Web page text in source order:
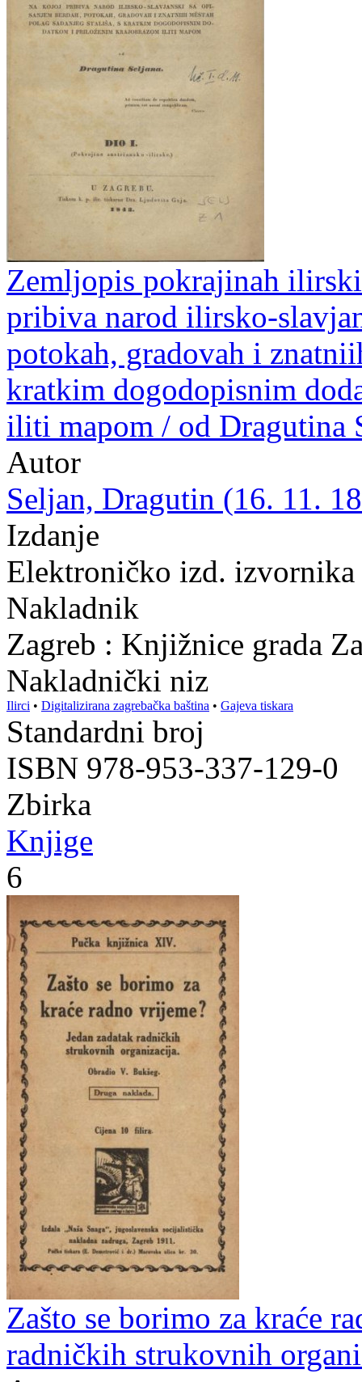
Zemljopis pokrajinah
pribiva narod ilirsko-
potokah, gradovah i
kratkim dogodopisnim
iliti mapom / od Dragutina
Autor
Seljan, Dragutin (16. 11.
Izdanje
Elektroničko izd.
Nakladnik
Zagreb : Knjižnice grada
Nakladnički niz
Ilirci • Digitalizirana zagrebačka baština • Gajeva tiskara
Standardni broj
ISBN 978-953-337-129-0
Zbirka
Knjige
6
Zašto se borimo za kraće
radničkih strukovnih